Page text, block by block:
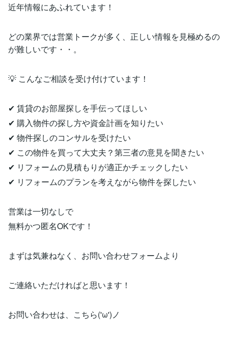
近年情報にあふれています！
どの業界では営業トークが多く、正しい情報を見極めるの
が難しいです・・。
💡 こんなご相談を受け付けています！
✔ 賃貸のお部屋探しを手伝ってほしい
✔ 購入物件の探し方や資金計画を知りたい
✔ 物件探しのコンサルを受けたい
✔ この物件を買って大丈夫？第三者の意見を聞きたい
✔ リフォームの見積もりが適正かチェックしたい
✔ リフォームのプランを考えながら物件を探したい
営業は一切なしで
無料かつ匿名OKです！
まずは気兼ねなく、お問い合わせフォームより
ご連絡いただければと思います！
お問い合わせは、こちら('ω')ノ